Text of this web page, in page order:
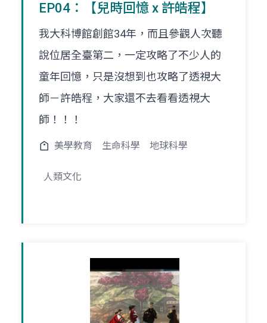
EP04：【兒時回憶 x 許皓程】
我大科博館創館34年，而且參觀人次聽
說位居全臺第二，一定攻略了不少人的
童年回憶，只是沒想到也攻略了透視大
師－許皓程，大家還不去看看透視大
師！！！
美學教育 生命科學 地球科學
人類文化